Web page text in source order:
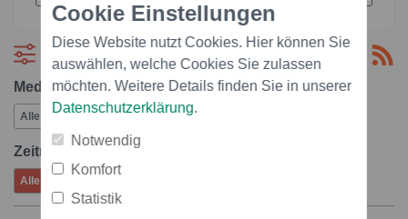
Medien:
Alle Videos Bilder
Zeitraum:
Alle
Cookie Einstellungen
Diese Website nutzt Cookies. Hier können Sie
auswählen, welche Cookies Sie zulassen
möchten. Weitere Details finden Sie in unserer
Datenschutzerklärung.
Notwendig
Komfort
Statistik